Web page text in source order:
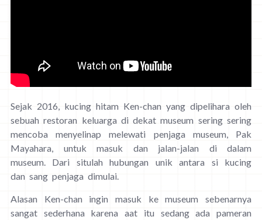
Sejak 2016, kucing hitam Ken-chan yang dipelihara oleh
sebuah restoran keluarga di dekat museum sering sering
mencoba menyelinap melewati penjaga museum, Pak
Mayahara, untuk masuk dan jalan-jalan di dalam
museum. Dari situlah hubungan unik antara si kucing
dan sang penjaga dimulai.
Alasan Ken-chan ingin masuk ke museum sebenarnya
sangat sederhana karena aat itu sedang ada pameran